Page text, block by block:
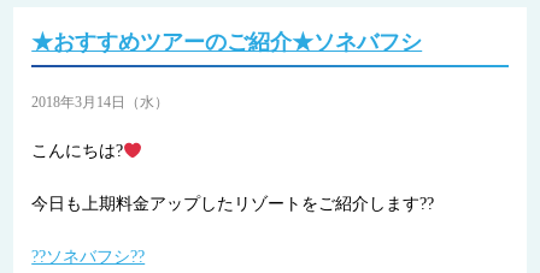
★おすすめツアーのご紹介★ソネバフシ
2018年3月14日（水）
こんにちは?
今日も上期料金アップしたリゾートをご紹介します??
??ソネバフシ??